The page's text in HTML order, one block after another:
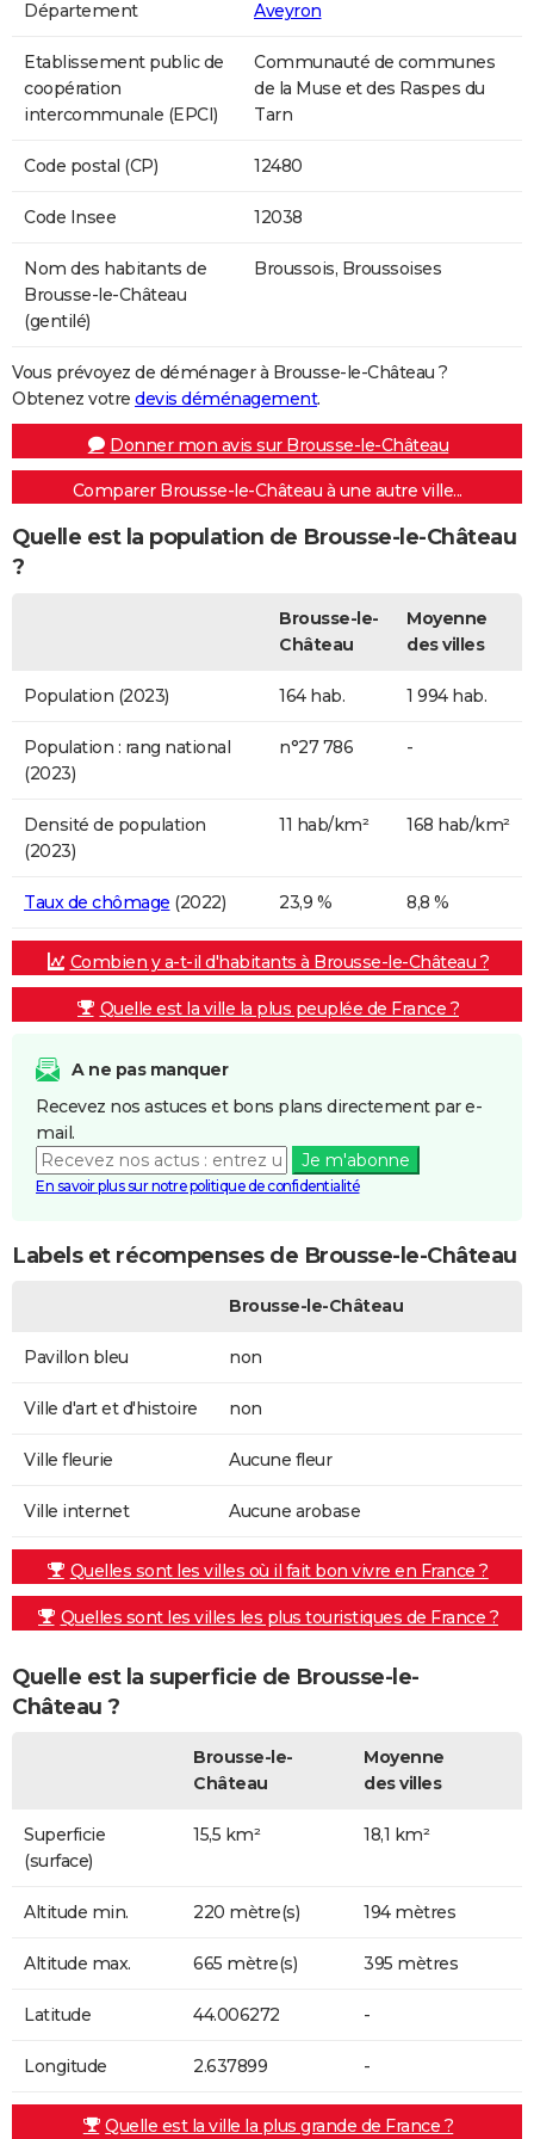
Département Aveyron
Etablissement public de
coopération
intercommunale (EPCI)
Communauté de communes
de la Muse et des Raspes du
Tarn
Code postal (CP) 12480
Code Insee 12038
Nom des habitants de
Brousse-le-Château
(gentilé)
Broussois, Broussoises
Vous prévoyez de déménager à Brousse-le-Château ?
Obtenez votre devis déménagement.
Donner mon avis sur Brousse-le-Château
Comparer Brousse-le-Château à une autre ville...
Quelle est la population de Brousse-le-Château
?
Brousse-le-
Château
Moyenne
des villes
Population (2023) 164 hab. 1 994 hab.
Population : rang national
(2023)
n°27 786 -
Densité de population
(2023)
11 hab/km² 168 hab/km²
Taux de chômage (2022) 23,9 % 8,8 %
Combien y a-t-il d'habitants à Brousse-le-Château ?
Quelle est la ville la plus peuplée de France ?
A ne pas manquer
Recevez nos astuces et bons plans directement par e-
mail.
Je m'abonne
En savoir plus sur notre politique de confidentialité
Labels et récompenses de Brousse-le-Château
Brousse-le-Château
Pavillon bleu non
Ville d'art et d'histoire non
Ville fleurie Aucune fleur
Ville internet Aucune arobase
Quelles sont les villes où il fait bon vivre en France ?
Quelles sont les villes les plus touristiques de France ?
Quelle est la superficie de Brousse-le-
Château ?
Brousse-le-
Château
Moyenne
des villes
Superficie
(surface)
15,5 km² 18,1 km²
Altitude min. 220 mètre(s) 194 mètres
Altitude max. 665 mètre(s) 395 mètres
Latitude 44.006272 -
Longitude 2.637899 -
Quelle est la ville la plus grande de France ?